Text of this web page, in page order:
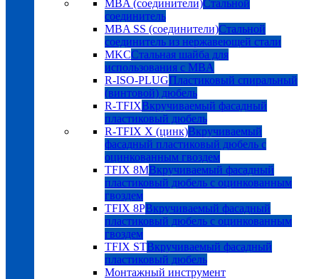
MBA (соединители)Стальной
соединитель
MBA SS (соединители)Стальной
соединитель из нержавеющей стали
MKCСтальная шайба для
использования с MBA
R-ISO-PLUGПластиковый спиральный
(винтовой) дюбель
R-TFIXВкручиваемый фасадный
пластиковый дюбель
R-TFIX X (цинк)Вкручиваемый
фасадный пластиковый дюбель с
оцинкованным гвоздем
TFIX 8MВкручиваемый фасадный
пластиковый дюбель с оцинкованным
гвоздем
TFIX 8PВкручиваемый фасадный
пластиковый дюбель с оцинкованным
гвоздем
TFIX STВкручиваемый фасадный
пластиковый дюбель
Монтажный инструмент